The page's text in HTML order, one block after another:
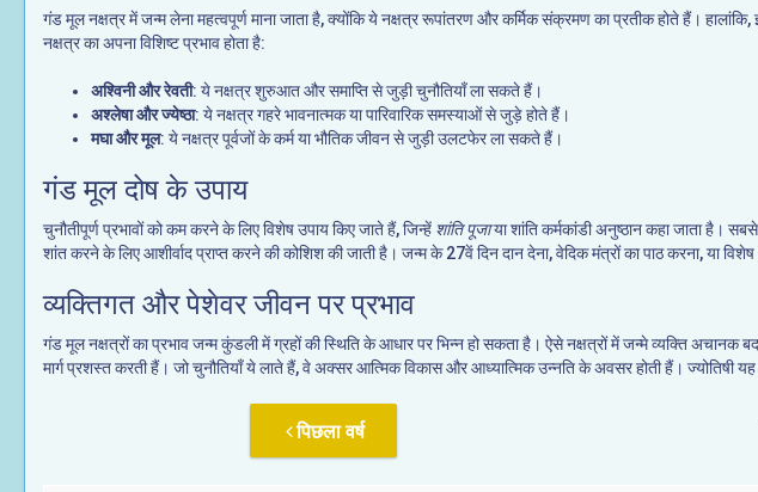
गंड मूल नक्षत्र में जन्म लेना महत्वपूर्ण माना जाता है, क्योंकि ये नक्षत्र रूपांतरण और कर्मिक संक्रमण का प्रतीक होते हैं।
नक्षत्र का अपना विशिष्ट प्रभाव होता है:
अश्विनी और रेवती: ये नक्षत्र शुरुआत और समाप्ति से जुड़ी चुनौतियाँ ला सकते हैं।
अश्लेषा और ज्येष्ठा: ये नक्षत्र गहरे भावनात्मक या पारिवारिक समस्याओं से जुड़े होते हैं।
मघा और मूल: ये नक्षत्र पूर्वजों के कर्म या भौतिक जीवन से जुड़ी उलटफेर ला सकते हैं।
गंड मूल दोष के उपाय
चुनौतीपूर्ण प्रभावों को कम करने के लिए विशेष उपाय किए जाते हैं, जिन्हें शांति पूजाया शांति कर्मकांडी अनुष्ठान कहा जाता है। सबसे
शांत करने के लिए आशीर्वाद प्राप्त करने की कोशिश की जाती है। जन्म के 27वें दिन दान देना, वेदिक मंत्रों का पाठ करना, या
व्यक्तिगत और पेशेवर जीवन पर प्रभाव
गंड मूल नक्षत्रों का प्रभाव जन्म कुंडली में ग्रहों की स्थिति के आधार पर भिन्न हो सकता है। ऐसे नक्षत्रों में जन्मे व्यक्ति
मार्ग प्रशस्त करती हैं। जो चुनौतियाँ ये लाते हैं, वे अक्सर आत्मिक विकास और आध्यात्मिक उन्नति के अवसर होती हैं।
पिछला वर्ष